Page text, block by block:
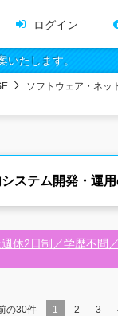
ログイン
たします。
ソフトウェア・ネッ
ステム開発・運
休2日制／学歴不問
の30件 1 2 3